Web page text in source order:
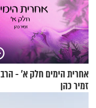
אחרית הימים חלק א’ - הרב
זמיר כהן